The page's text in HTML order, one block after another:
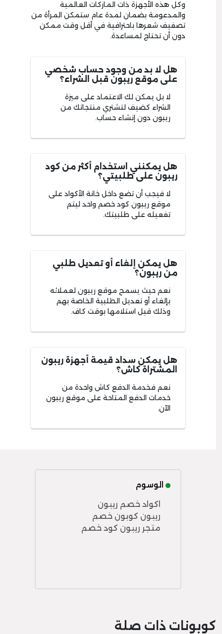
وكل هذه الأجهزة ذات الماركات العالمية
والمدعومة بضمان لمدة عام ستمكن المرأة من
تصفيف شعرها باحترافية في أقل وقت ممكن
دون أن تحتاج لمساعدة.
هل لا بد من وجود حساب شخصي
على موقع ريبون قبل الشراء؟
لا بل يمكن لك الاعتماد على ميزة
الشراء كضيف لتشتري منتجاتك من
ريبون دون إنشاء حساب.
هل يمكنني استخدام أكثر من كود
ريبون على طلبيتي؟
لا فيجب أن تضع داخل خانة الأكواد على
موقع ريبون كود خصم واحد ليتم
تفعيله على طلبيتك.
هل يمكن إلغاء أو تعديل طلبي
من ريبون؟
نعم حيث يسمح موقع ريبون لعملائه
بإلغاء أو تعديل الطلبية الخاصة بهم
وذلك قبل استلامها بوقت كاف.
هل يمكن سداد قيمة أجهزة ريبون
المشتراة كاش؟
نعم فخدمة الدفع كاش واحدة من
خدمات الدفع المتاحة على موقع ريبون
الآن.
الوسوم
اكواد خصم ريبون
ريبون كوبون خصم
متجر ريبون كود خصم
كوبونات ذات صلة